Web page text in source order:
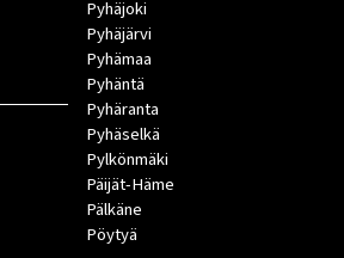
Pyhäjoki
Pyhäjärvi
Pyhämaa
Pyhäntä
Pyhäranta
Pyhäselkä
Pylkönmäki
Päijät-Häme
Pälkäne
Pöytyä